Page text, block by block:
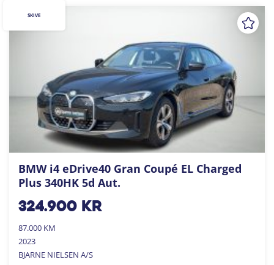
BMW i4 eDrive40 Gran Coupé EL Charged
Plus 340HK 5d Aut.
324.900kr
87.000 KM
2023
BJARNE NIELSEN A/S
SKIVE